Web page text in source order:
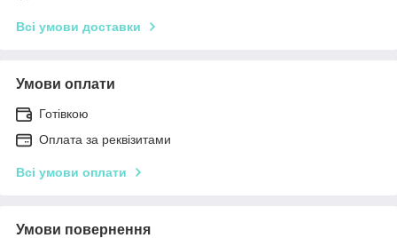
Всі умови доставки
Умови оплати
Готівкою
Оплата за реквізитами
Всі умови оплати
Умови повернення